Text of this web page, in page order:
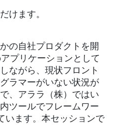
けます。
の自社プロダクトを開
プリケーションとして
ながら、現状フロント
ラマーがいない状況が
、アララ（株）ではい
ツールでフレームワー
います。本セッションで